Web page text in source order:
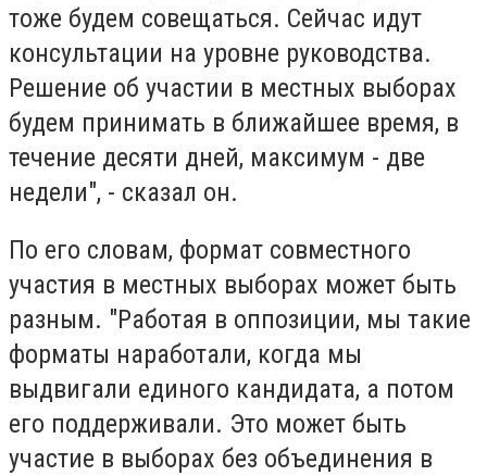
тоже будем совещаться. Сейчас идут
консультации на уровне руководства.
Решение об участии в местных выборах
будем принимать в ближайшее время, в
течение десяти дней, максимум - две
недели", - сказал он.
По его словам, формат совместного
участия в местных выборах может быть
разным. "Работая в оппозиции, мы такие
форматы наработали, когда мы
выдвигали единого кандидата, а потом
его поддерживали. Это может быть
участие в выборах без объединения в